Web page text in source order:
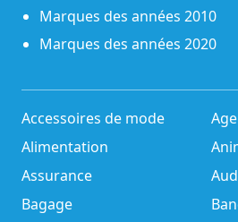
Marques des années 2010
Marques des années 2020
Accessoires de mode
Alimentation
Assurance
Bagage